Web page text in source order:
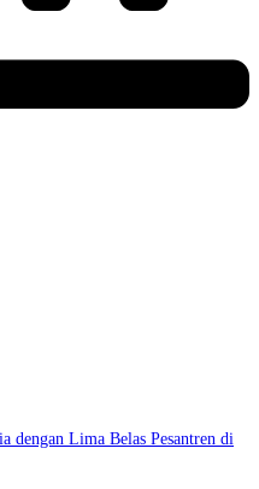
dengan Lima Belas Pesantren di